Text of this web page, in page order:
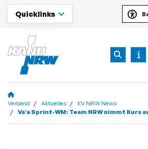
Quicklinks
Verband Aktuelles
KV NRW News
Va’a Sprint-WM: Team NRW nimmt Kurs